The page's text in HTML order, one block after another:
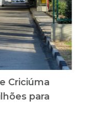
Criciúma
para